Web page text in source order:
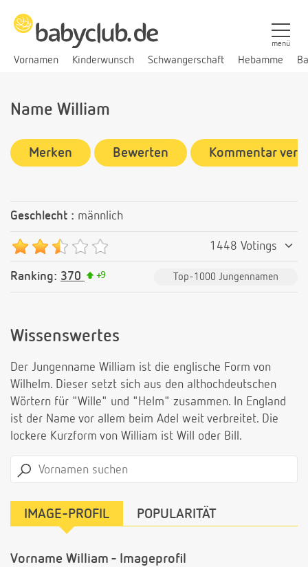
Vornamen Kinderwunsch Schwangerschaft Hebamme
menü
Name William
Merken Bewerten Kommentar
Geschlecht : männlich
1448 Votings
Ranking: 370 +9 Top-1000 Jungennamen
Wissenswertes
Der Jungenname William ist die englische Form von
Wilhelm. Dieser setzt sich aus den althochdeutschen
Wörtern für "Wille" und "Helm" zusammen. In England
ist der Name vor allem beim Adel weit verbreitet. Die
lockere Kurzform von William ist Will oder Bill.
IMAGE-PROFIL POPULARITÄT
Vorname William - Imageprofil